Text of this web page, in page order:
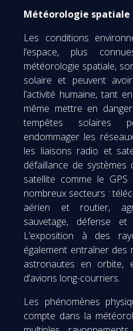
Météorologie spatiale
Les conditions
l’espace, plus
météorologie spatiale,
solaire et peuvent
l’activité humaine, tant
même mettre en
tempêtes solaires
endommager les
les liaisons radio et
défaillance de systèmes
satellite comme le
nombreux secteurs :
aérien et routier,
sauvetage, défense
L’exposition à des
également entraîner
astronautes en orbite,
d’avions long-courriers.
Les phénomènes
compte dans la